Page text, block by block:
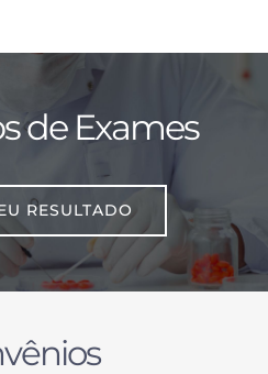
de Exames
RESULTADO